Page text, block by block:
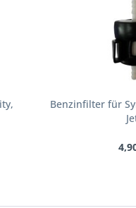
Benzinfilter für